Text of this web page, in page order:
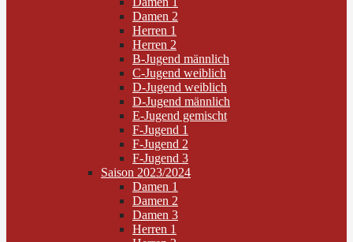
Damen 2
Herren 1
Herren 2
B-Jugend männlich
C-Jugend weiblich
D-Jugend weiblich
D-Jugend männlich
E-Jugend gemischt
F-Jugend 1
F-Jugend 2
F-Jugend 3
Saison 2023/2024
Damen 1
Damen 2
Damen 3
Herren 1